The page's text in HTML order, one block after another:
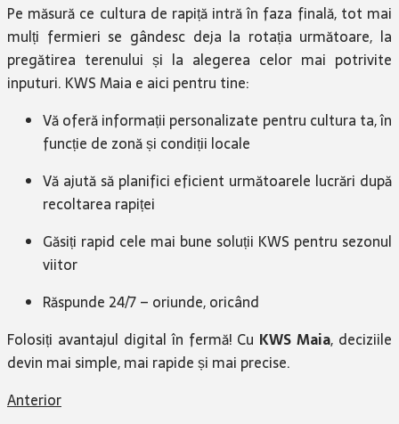
Pe măsură ce cultura de rapiță intră în faza finală, tot mai
mulți fermieri se gândesc deja la rotația următoare, la
pregătirea terenului și la alegerea celor mai potrivite
inputuri. KWS Maia e aici pentru tine:
Vă oferă informații personalizate pentru cultura ta, în
funcție de zonă și condiții locale
Vă ajută să planifici eficient următoarele lucrări după
recoltarea rapiței
Găsiți rapid cele mai bune soluții KWS pentru sezonul
viitor
Răspunde 24/7 – oriunde, oricând
Folosiți avantajul digital în fermă! Cu KWS Maia, deciziile
devin mai simple, mai rapide și mai precise.
Anterior